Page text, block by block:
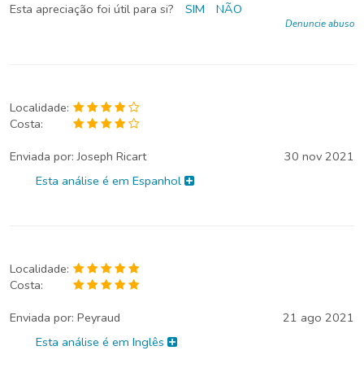
Esta apreciação foi útil para si? SIM NÃO
Denuncie abuso
Localidade:
Costa:
Enviada por:Joseph Ricart
30 nov 2021
Esta análise é em Espanhol
Localidade:
Costa:
Enviada por: Peyraud
21 ago 2021
Esta análise é em Inglês